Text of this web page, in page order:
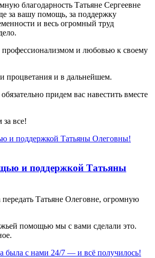
благодарность Татьяне Сергеевне
за вашу помощь, за поддержку
и весь огромный труд
и любовью к своему
процветания и в дальнейшем.
придем вас навестить вместе
за все!
и поддержкой Татьяны
Татьяне Олеговне, огромную
помощью мы с вами сделали это.